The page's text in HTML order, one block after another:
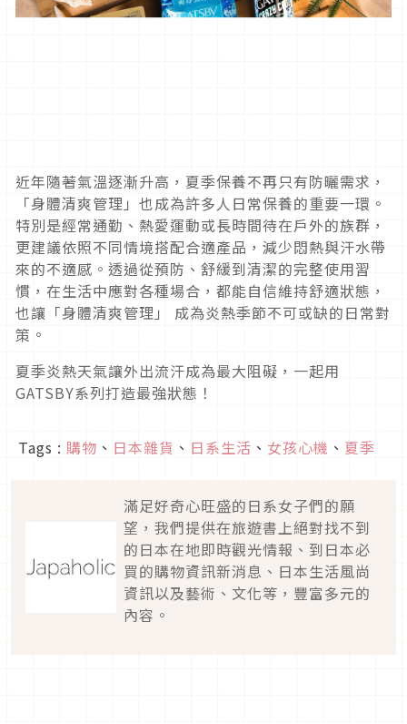
近年隨著氣溫逐漸升高，夏季保養不再只有防曬需求，
「身體清爽管理」也成為許多人日常保養的重要一環。
特別是經常通勤、熱愛運動或長時間待在戶外的族群，
更建議依照不同情境搭配合適產品，減少悶熱與汗水帶
來的不適感。透過從預防、舒緩到清潔的完整使用習
慣，在生活中應對各種場合，都能自信維持舒適狀態，
也讓「身體清爽管理」 成為炎熱季節不可或缺的日常對
策。
夏季炎熱天氣讓外出流汗成為最大阻礙，一起用
GATSBY系列打造最強狀態！
Tags : 購物 、 日本雜貨 、 日系生活 、 女孩心機 、 夏季
滿足好奇心旺盛的日系女子們的願
望，我們提供在旅遊書上絕對找不到
的日本在地即時觀光情報、到日本必
買的購物資訊新消息、日本生活風尚
資訊以及藝術、文化等，豐富多元的
內容。